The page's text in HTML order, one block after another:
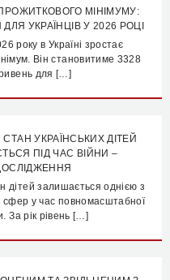
МІНІМУМУ:
УКРАЇНЦІВ У 2026 РОЦІ
року в Україні зростає
Він становитиме 3328
для […]
УКРАЇНСЬКИХ ДІТЕЙ
ПІД ЧАС ВІЙНИ –
дітей залишається однією з
сфер у час повномасштабної
За рік рівень […]